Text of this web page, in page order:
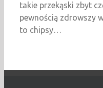
takie przekąski zbyt
pewnością zdrowszy
to chipsy…